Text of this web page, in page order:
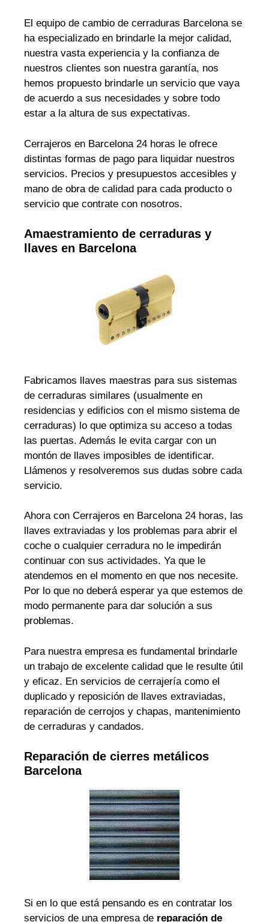
El equipo de cambio de cerraduras Barcelona se
ha especializado en brindarle la mejor calidad,
nuestra vasta experiencia y la confianza de
nuestros clientes son nuestra garantía, nos
hemos propuesto brindarle un servicio que vaya
de acuerdo a sus necesidades y sobre todo
estar a la altura de sus expectativas.
Cerrajeros en Barcelona 24 horas le ofrece
distintas formas de pago para liquidar nuestros
servicios. Precios y presupuestos accesibles y
mano de obra de calidad para cada producto o
servicio que contrate con nosotros.
Amaestramiento de cerraduras y
llaves en Barcelona
Fabricamos llaves maestras para sus sistemas
de cerraduras similares (usualmente en
residencias y edificios con el mismo sistema de
cerraduras) lo que optimiza su acceso a todas
las puertas. Además le evita cargar con un
montón de llaves imposibles de identificar.
Llámenos y resolveremos sus dudas sobre cada
servicio.
Ahora con Cerrajeros en Barcelona 24 horas, las
llaves extraviadas y los problemas para abrir el
coche o cualquier cerradura no le impedirán
continuar con sus actividades. Ya que le
atendemos en el momento en que nos necesite.
Por lo que no deberá esperar ya que estemos de
modo permanente para dar solución a sus
problemas.
Para nuestra empresa es fundamental brindarle
un trabajo de excelente calidad que le resulte útil
y eficaz. En servicios de cerrajería como el
duplicado y reposición de llaves extraviadas,
reparación de cerrojos y chapas, mantenimiento
de cerraduras y candados.
Reparación de cierres metálicos
Barcelona
Si en lo que está pensando es en contratar los
servicios de una empresa de reparación de